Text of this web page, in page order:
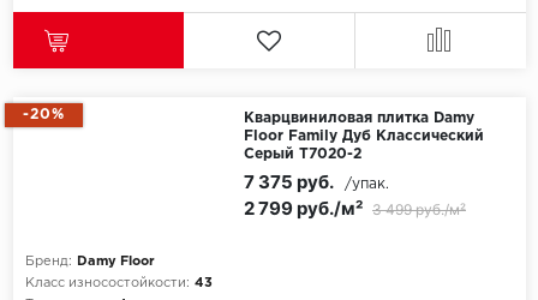
-20%
Кварцвиниловая плитка Damy
Floor Family Дуб Классический
Серый T7020-2
Бренд:
Damy Floor
Класс износостойкости: 43
2 799 руб./м² 3 499 руб./м²
7 375 руб. /упак.